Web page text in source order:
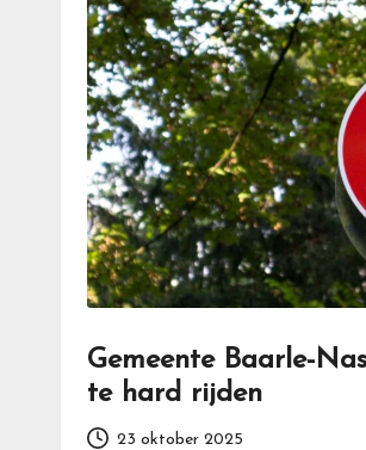
Gemeente Baarle-
te hard rijden
23 oktober 2025